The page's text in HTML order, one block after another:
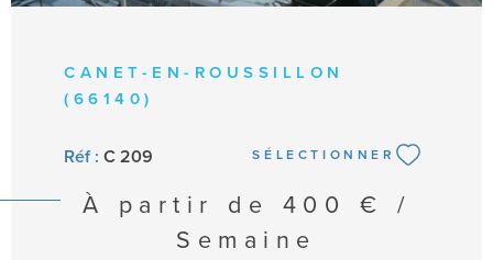
CANET-EN-ROUSSILLON
(66140)
Réf : C 209 SÉLECTIONNER
À partir de
400 € /
Semaine